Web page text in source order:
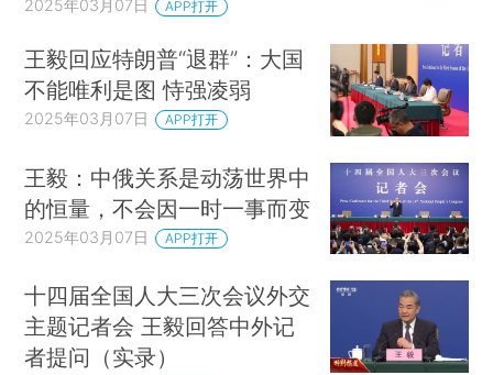
2025年03月07日 APP打开
王毅回应特朗普“退群”：大国
不能唯利是图 恃强凌弱
2025年03月07日 APP打开
王毅：中俄关系是动荡世界中
的恒量，不会因一时一事而变
2025年03月07日 APP打开
十四届全国人大三次会议外交
主题记者会 王毅回答中外记
者提问（实录）